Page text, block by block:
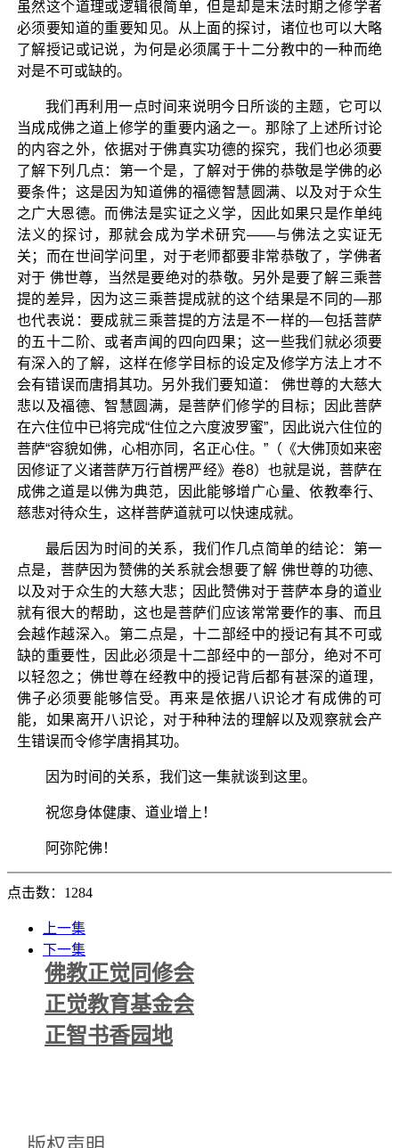
虽然这个道理或逻辑很简单，但是却是末法时期之修学者
必须要知道的重要知见。从上面的探讨，诸位也可以大略
了解授记或记说，为何是必须属于十二分教中的一种而绝
对是不可或缺的。
我们再利用一点时间来说明今日所谈的主题，它可以
当成成佛之道上修学的重要内涵之一。那除了上述所讨论
的内容之外，依据对于佛真实功德的探究，我们也必须要
了解下列几点：第一个是，了解对于佛的恭敬是学佛的必
要条件；这是因为知道佛的福德智慧圆满、以及对于众生
之广大恩德。而佛法是实证之义学，因此如果只是作单纯
法义的探讨，那就会成为学术研究——与佛法之实证无
关；而在世间学问里，对于老师都要非常恭敬了，学佛者
对于 佛世尊，当然是要绝对的恭敬。另外是要了解三乘菩
提的差异，因为这三乘菩提成就的这个结果是不同的—那
也代表说：要成就三乘菩提的方法是不一样的—包括菩萨
的五十二阶、或者声闻的四向四果；这一些我们就必须要
有深入的了解，这样在修学目标的设定及修学方法上才不
会有错误而唐捐其功。另外我们要知道： 佛世尊的大慈大
悲以及福德、智慧圆满，是菩萨们修学的目标；因此菩萨
在六住位中已将完成“住位之六度波罗蜜”，因此说六住位的
菩萨“容貌如佛，心相亦同，名正心住。”（《大佛顶如来密
因修证了义诸菩萨万行首楞严经》卷8）也就是说，菩萨在
成佛之道是以佛为典范，因此能够增广心量、依教奉行、
慈悲对待众生，这样菩萨道就可以快速成就。
最后因为时间的关系，我们作几点简单的结论：第一
点是，菩萨因为赞佛的关系就会想要了解 佛世尊的功德、
以及对于众生的大慈大悲；因此赞佛对于菩萨本身的道业
就有很大的帮助，这也是菩萨们应该常常要作的事、而且
会越作越深入。第二点是，十二部经中的授记有其不可或
缺的重要性，因此必须是十二部经中的一部分，绝对不可
以轻忽之；佛世尊在经教中的授记背后都有甚深的道理，
佛子必须要能够信受。再来是依据八识论才有成佛的可
能，如果离开八识论，对于种种法的理解以及观察就会产
生错误而令修学唐捐其功。
因为时间的关系，我们这一集就谈到这里。
祝您身体健康、道业增上！
阿弥陀佛！
点击数：1284
上一集
下一集
佛教正觉同修会
正觉教育基金会
正智书香园地